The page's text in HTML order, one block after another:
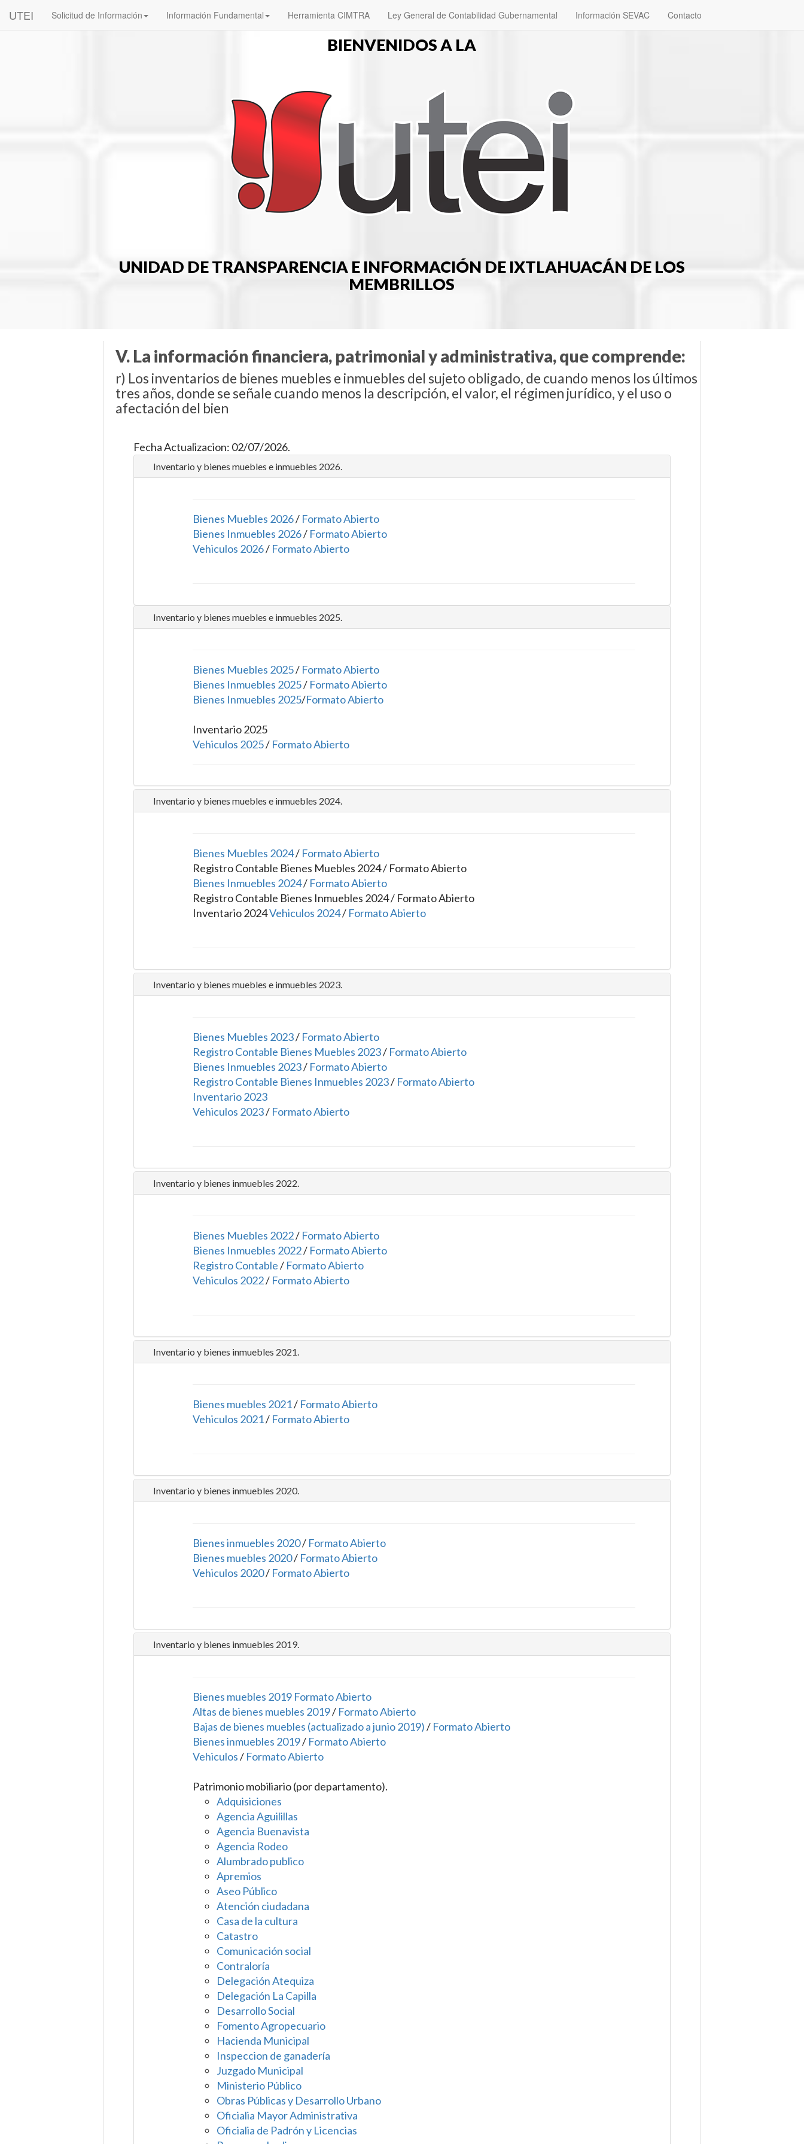
UTEI Solicitud de Información Información Fundamental Herramienta CIMTRA Ley General de Contabilidad Gubernamental Información SEVAC Contacto
BIENVENIDOS A LA
UNIDAD DE TRANSPARENCIA E INFORMACIÓN DE IXTLAHUACÁN DE LOS
MEMBRILLOS
V. La información financiera, patrimonial y administrativa, que comprende:
r) Los inventarios de bienes muebles e inmuebles del sujeto obligado, de cuando menos los últimos
tres años, donde se señale cuando menos la descripción, el valor, el régimen jurídico, y el uso o
afectación del bien
Fecha Actualizacion: 02/07/2026.
Inventario y bienes muebles e inmuebles 2026.
Bienes Muebles 2026/ Formato Abierto
Bienes Inmuebles 2026/ Formato Abierto
Vehiculos 2026/ Formato Abierto
Inventario y bienes muebles e inmuebles 2025.
Bienes Muebles 2025/ Formato Abierto
Bienes Inmuebles 2025/ Formato Abierto
Bienes Inmuebles 2025/Formato Abierto
Inventario 2025
Vehiculos 2025/ Formato Abierto
Inventario y bienes muebles e inmuebles 2024.
Bienes Muebles 2024/ Formato Abierto
Registro Contable Bienes Muebles 2024 / Formato Abierto
Bienes Inmuebles 2024/ Formato Abierto
Registro Contable Bienes Inmuebles 2024 / Formato Abierto
Inventario 2024Vehiculos 2024/ Formato Abierto
Inventario y bienes muebles e inmuebles 2023.
Bienes Muebles 2023/ Formato Abierto
Registro Contable Bienes Muebles 2023/ Formato Abierto
Bienes Inmuebles 2023/ Formato Abierto
Registro Contable Bienes Inmuebles 2023/ Formato Abierto
Inventario 2023
Vehiculos 2023/ Formato Abierto
Inventario y bienes inmuebles 2022.
Bienes Muebles 2022/ Formato Abierto
Bienes Inmuebles 2022/ Formato Abierto
Registro Contable/ Formato Abierto
Vehiculos 2022/ Formato Abierto
Inventario y bienes inmuebles 2021.
Bienes muebles 2021/ Formato Abierto
Vehiculos 2021/ Formato Abierto
Inventario y bienes inmuebles 2020.
Bienes inmuebles 2020/ Formato Abierto
Bienes muebles 2020/ Formato Abierto
Vehiculos 2020/ Formato Abierto
Inventario y bienes inmuebles 2019.
Bienes muebles 2019 Formato Abierto
Altas de bienes muebles 2019/ Formato Abierto
Bajas de bienes muebles (actualizado a junio 2019)/ Formato Abierto
Bienes inmuebles 2019/ Formato Abierto
Vehiculos/ Formato Abierto
Patrimonio mobiliario (por departamento).
Adquisiciones
Agencia Aguilillas
Agencia Buenavista
Agencia Rodeo
Alumbrado publico
Apremios
Aseo Público
Atención ciudadana
Casa de la cultura
Catastro
Comunicación social
Contraloría
Delegación Atequiza
Delegación La Capilla
Desarrollo Social
Fomento Agropecuario
Hacienda Municipal
Inspeccion de ganadería
Juzgado Municipal
Ministerio Público
Obras Públicas y Desarrollo Urbano
Oficialia Mayor Administrativa
Oficialia de Padrón y Licencias